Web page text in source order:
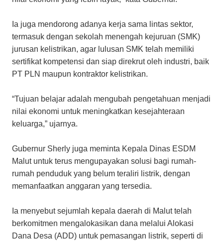
Ia juga mendorong adanya kerja sama lintas sektor,
termasuk dengan sekolah menengah kejuruan (SMK)
jurusan kelistrikan, agar lulusan SMK telah memiliki
sertifikat kompetensi dan siap direkrut oleh industri, baik
PT PLN maupun kontraktor kelistrikan.
“Tujuan belajar adalah mengubah pengetahuan menjadi
nilai ekonomi untuk meningkatkan kesejahteraan
keluarga,” ujarnya.
Gubernur Sherly juga meminta Kepala Dinas ESDM
Malut untuk terus mengupayakan solusi bagi rumah-
rumah penduduk yang belum teraliri listrik, dengan
memanfaatkan anggaran yang tersedia.
Ia menyebut sejumlah kepala daerah di Malut telah
berkomitmen mengalokasikan dana melalui Alokasi
Dana Desa (ADD) untuk pemasangan listrik, seperti di